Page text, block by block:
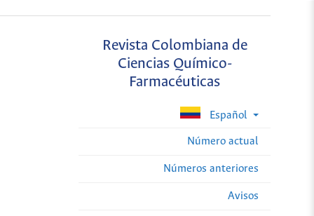
Revista Colombiana de
Ciencias Químico-
Farmacéuticas
Español
Número actual
Números anteriores
Avisos